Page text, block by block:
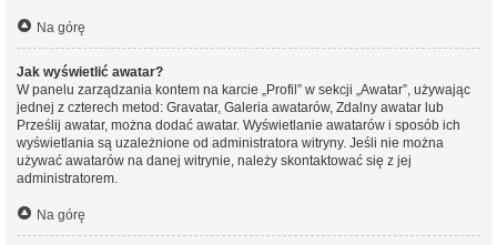
Na górę
Jak wyświetlić awatar?
W panelu zarządzania kontem na karcie „Profil” w sekcji „Awatar”, używając
jednej z czterech metod: Gravatar, Galeria awatarów, Zdalny awatar lub
Prześlij awatar, można dodać awatar. Wyświetlanie awatarów i sposób ich
wyświetlania są uzależnione od administratora witryny. Jeśli nie można
używać awatarów na danej witrynie, należy skontaktować się z jej
administratorem.
Na górę